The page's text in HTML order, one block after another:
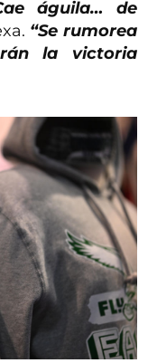
águila… de
“Se rumorea
la victoria